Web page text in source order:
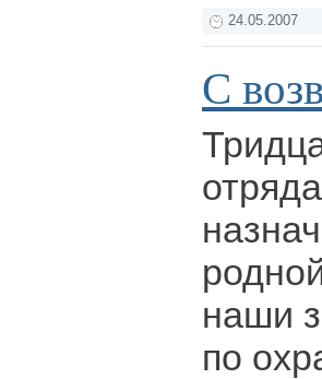
24.05.2007
С
наши
по